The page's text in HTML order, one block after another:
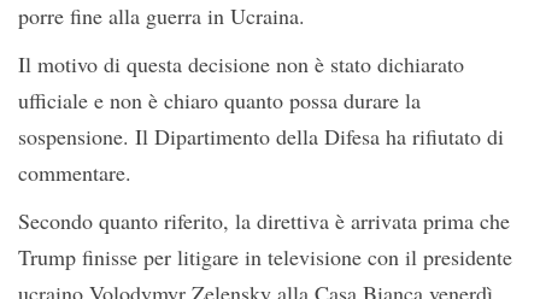
porre fine alla guerra in Ucraina.
Il motivo di questa decisione non è stato dichiarato
ufficiale e non è chiaro quanto possa durare la
sospensione. Il Dipartimento della Difesa ha rifiutato di
commentare.
Secondo quanto riferito, la direttiva è arrivata prima che
Trump finisse per litigare in televisione con il presidente
ucraino Volodymyr Zelensky alla Casa Bianca venerdì